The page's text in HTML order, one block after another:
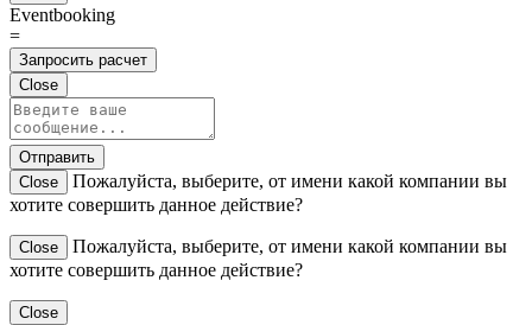
Eventbooking
=
Запросить расчет
Close
Отправить
Close
Пожалуйста, выберите, от имени какой компании вы
хотите совершить данное действие?
Close
Пожалуйста, выберите, от имени какой компании вы
хотите совершить данное действие?
Close